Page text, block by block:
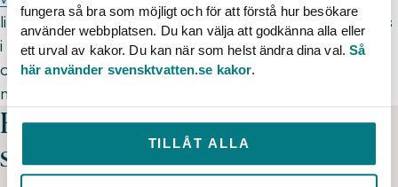
fungera så bra som möjligt och för att förstå hur besökare
använder webbplatsen. Du kan välja att godkänna alla eller
ett urval av kakor. Du kan när som helst ändra dina val.Så
här använder svensktvatten.se kakor.
TILLÅT ALLA
liten andel av avloppsvattnet, 2,4 procent, återbrukas
i dag. Det är dock stora regionala skillnader, mellan 0
och 80 procent. Här finns stor potential, både för
miljön och för Europas konkurrenskraft.
Ett tydligt budskap inför valet –
samhällen byggs av vatten